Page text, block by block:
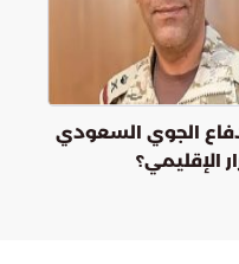
الجوي السعودي
الإقليمي؟